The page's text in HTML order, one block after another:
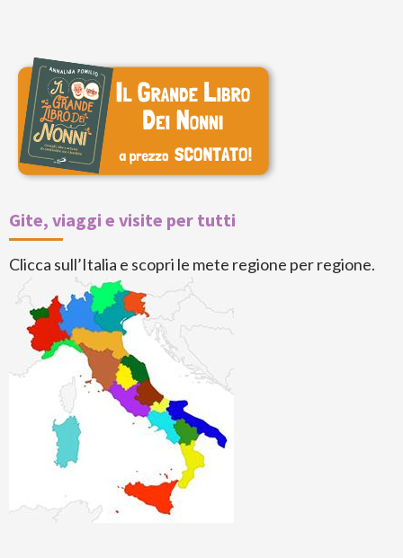
Gite, viaggi e visite per tutti
Clicca sull’Italia e scopri le mete regione per regione.